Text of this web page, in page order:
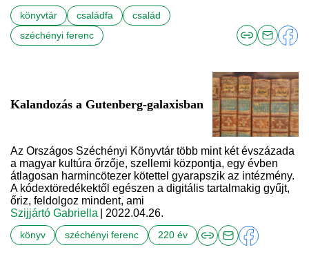
könyvtár családfa
család
széchényi ferenc
Kalandozás a Gutenberg-galaxisban
Az Országos Széchényi Könyvtár több mint két évszázada
a magyar kultúra őrzője, szellemi központja, egy évben
átlagosan harmincötezer kötettel gyarapszik az intézmény.
A kódextöredékektől egészen a digitális tartalmakig gyűjt,
őriz, feldolgoz mindent, ami
Szijjártó Gabriella
| 2022.04.26.
könyv széchényi ferenc 220 év